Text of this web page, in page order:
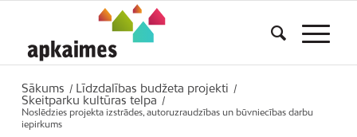
Sākums / Līdzdalības budžeta projekti /
Skeitparku kultūras telpa
/
Noslēdzies projekta izstrādes, autoruzraudzības un būvniecības darbu
iepirkums